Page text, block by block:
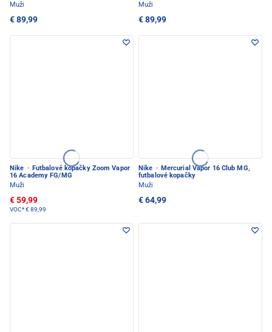
Muži
€ 89,99
Muži
€ 89,99
Nike · Futbalové kopačky Zoom Vapor
16 Academy FG/MG
Muži
€ 59,99
VOC*€ 89,99
Nike · Mercurial Vapor 16 Club MG,
futbalové kopačky
Muži
€ 64,99